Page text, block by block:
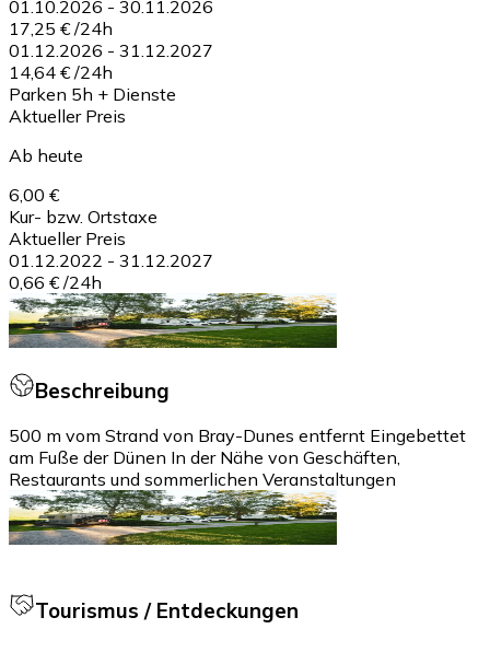
01.10.2026 - 30.11.2026
17,25 € /24h
01.12.2026 - 31.12.2027
14,64 € /24h
Parken 5h + Dienste
Aktueller Preis
Ab heute
6,00 €
Kur- bzw. Ortstaxe
Aktueller Preis
01.12.2022 - 31.12.2027
0,66 € /24h
Beschreibung
500 m vom Strand von Bray-Dunes entfernt Eingebettet
am Fuße der Dünen In der Nähe von Geschäften,
Restaurants und sommerlichen Veranstaltungen
Tourismus / Entdeckungen